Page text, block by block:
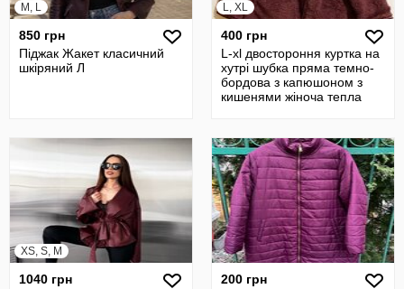
M, L
850 грн
Піджак Жакет класичний
шкіряний Л
L, XL
400 грн
L-xl двостороння куртка на
хутрі шубка пряма темно-
бордова з капюшоном з
кишенями жіноча тепла
XS, S, M
1040 грн
200 грн